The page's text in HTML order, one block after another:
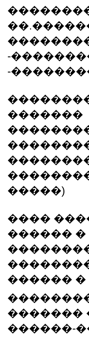
-
-
�������
�����)
����
������
������ �
�������
������-